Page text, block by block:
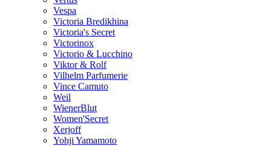
Vespa
Victoria Bredikhina
Victoria's Secret
Victorinox
Victorio & Lucchino
Viktor & Rolf
Vilhelm Parfumerie
Vince Camuto
Weil
WienerBlut
Women'Secret
Xerjoff
Yohji Yamamoto